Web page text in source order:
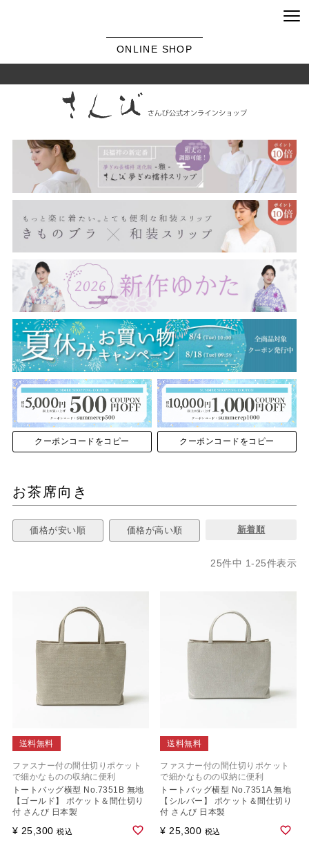
ONLINE SHOP
クーポンコードをコピー クーポンコードをコピー
お茶席向き
価格が安い順 価格が高い順 新着順
25件中 1-25件表示
送料無料
ファスナー付の間仕切りポケット
で細かなものの収納に便利
トートバッグ横型 No.7351B 無地
【ゴールド】 ポケット＆間仕切り
付 さんび 日本製
¥ 25,300 税込
送料無料
ファスナー付の間仕切りポケット
で細かなものの収納に便利
トートバッグ横型 No.7351A 無地
【シルバー】 ポケット＆間仕切り
付 さんび 日本製
¥ 25,300 税込